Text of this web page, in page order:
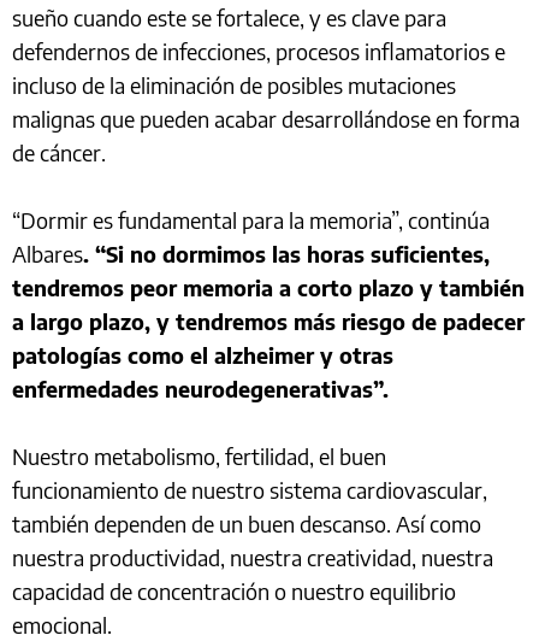
sueño cuando este se fortalece, y es clave para
defendernos de infecciones, procesos inflamatorios e
incluso de la eliminación de posibles mutaciones
malignas que pueden acabar desarrollándose en forma
de cáncer.
“Dormir es fundamental para la memoria”, continúa
Albares. “Si no dormimos las horas suficientes,
tendremos peor memoria a corto plazo y también
a largo plazo, y tendremos más riesgo de padecer
patologías como el alzheimer y otras
enfermedades neurodegenerativas”.
Nuestro metabolismo, fertilidad, el buen
funcionamiento de nuestro sistema cardiovascular,
también dependen de un buen descanso. Así como
nuestra productividad, nuestra creatividad, nuestra
capacidad de concentración o nuestro equilibrio
emocional.